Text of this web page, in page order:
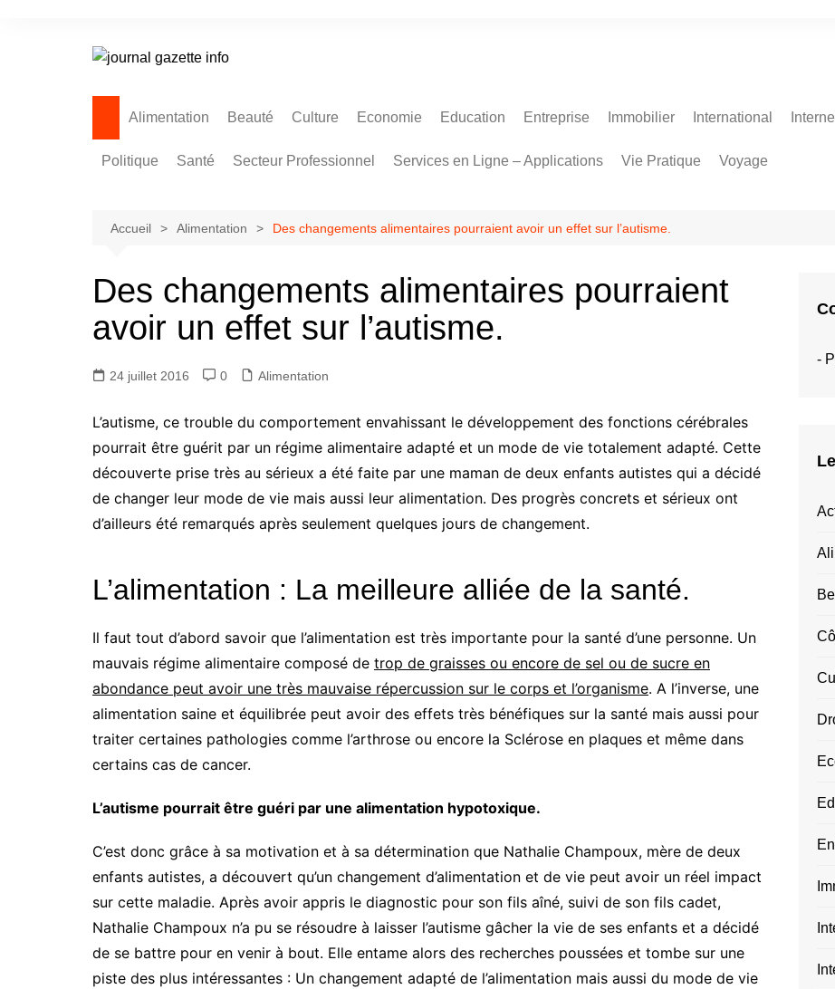
Alimentation Beauté Culture Economie Education Entreprise Immobilier International
Politique Santé Secteur Professionnel Services en Ligne – Applications Vie Pratique Voyage
Accueil Alimentation Des changements alimentaires pourraient avoir un effet sur l’autisme.
Des changements alimentaires pourraient
avoir un effet sur l’autisme.
24 juillet 2016 0 Alimentation
L’autisme, ce trouble du comportement envahissant le développement des fonctions cérébrales
pourrait être guérit par un régime alimentaire adapté et un mode de vie totalement adapté. Cette
découverte prise très au sérieux a été faite par une maman de deux enfants autistes qui a décidé
de changer leur mode de vie mais aussi leur alimentation. Des progrès concrets et sérieux ont
d’ailleurs été remarqués après seulement quelques jours de changement.
L’alimentation : La meilleure alliée de la santé.
Il faut tout d’abord savoir que l’alimentation est très importante pour la santé d’une personne. Un
mauvais régime alimentaire composé de trop de graisses ou encore de sel ou de sucre en
abondance peut avoir une très mauvaise répercussion sur le corps et l’organisme. A l’inverse, une
alimentation saine et équilibrée peut avoir des effets très bénéfiques sur la santé mais aussi pour
traiter certaines pathologies comme l’arthrose ou encore la Sclérose en plaques et même dans
certains cas de cancer.
L’autisme pourrait être guéri par une alimentation hypotoxique.
C’est donc grâce à sa motivation et à sa détermination que Nathalie Champoux, mère de deux
enfants autistes, a découvert qu’un changement d’alimentation et de vie peut avoir un réel impact
sur cette maladie. Après avoir appris le diagnostic pour son fils aîné, suivi de son fils cadet,
Nathalie Champoux n’a pu se résoudre à laisser l’autisme gâcher la vie de ses enfants et a décidé
de se battre pour en venir à bout. Elle entame alors des recherches poussées et tombe sur une
piste des plus intéressantes : Un changement adapté de l’alimentation mais aussi du mode de vie
-